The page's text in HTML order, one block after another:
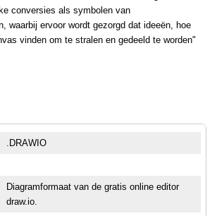
conversies als symbolen van
waarbij ervoor wordt gezorgd dat ideeën, hoe
vinden om te stralen en gedeeld te worden"
.DRAWIO
Diagramformaat van de gratis online editor
draw.io.